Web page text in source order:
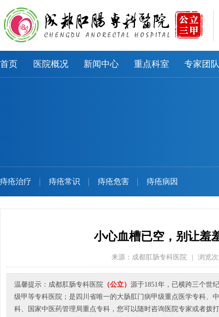
首页 医院概况 新闻中心 重点科室 专家团队
痔疮治疗 痔疮常识 痔疮危害 痔疮病因
小心血槽已空，别让羞
来源：成都肛肠专科医院 浏览
温馨提示：成都肛肠专科医院 （公立） 源于1851年，已横跨三个世
级甲等专科医院；是四川省唯一的大肠肛门病甲级重点医学专科、
科、国家中医药管理局重点专科，您可以随时咨询医院专家或者拨